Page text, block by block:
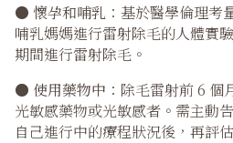
● 懷孕和哺乳 ：基於醫學倫理考
哺乳媽媽進行雷射除毛的人體實
期間進行雷射除毛。
● 使用藥物中 ：除毛雷射前 6
光敏感藥物或光敏感者。需主動
自己進行中的療程狀況後，再評